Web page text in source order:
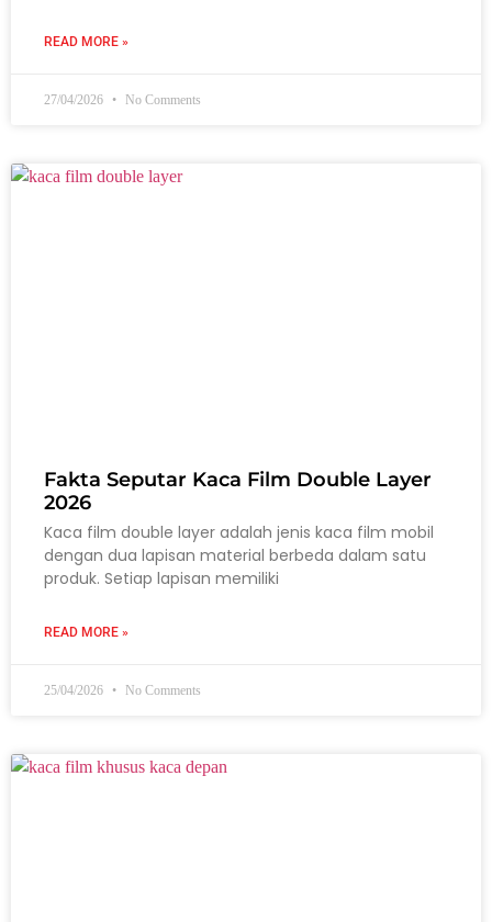
READ MORE »
27/04/2026 No Comments
Fakta Seputar Kaca Film Double Layer
2026
Kaca film double layer adalah jenis kaca film mobil
dengan dua lapisan material berbeda dalam satu
produk. Setiap lapisan memiliki
READ MORE »
25/04/2026 No Comments